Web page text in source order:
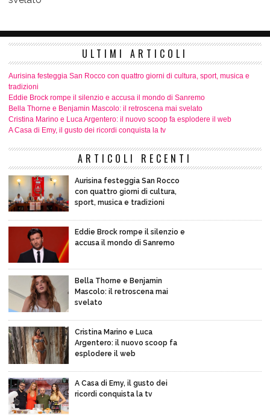
ULTIMI ARTICOLI
Aurisina festeggia San Rocco con quattro giorni di cultura, sport, musica e
tradizioni
Eddie Brock rompe il silenzio e accusa il mondo di Sanremo
Bella Thorne e Benjamin Mascolo: il retroscena mai svelato
Cristina Marino e Luca Argentero: il nuovo scoop fa esplodere il web
A Casa di Emy, il gusto dei ricordi conquista la tv
ARTICOLI RECENTI
Aurisina festeggia San Rocco
con quattro giorni di cultura,
sport, musica e tradizioni
Eddie Brock rompe il silenzio e
accusa il mondo di Sanremo
Bella Thorne e Benjamin
Mascolo: il retroscena mai
svelato
Cristina Marino e Luca
Argentero: il nuovo scoop fa
esplodere il web
A Casa di Emy, il gusto dei
ricordi conquista la tv